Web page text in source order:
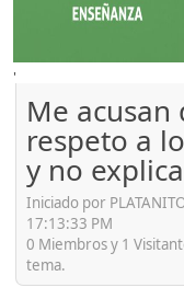
'
Me
respeto a
y no
Iniciado por
17:13:33 PM
0 Miembros y 1
tema.